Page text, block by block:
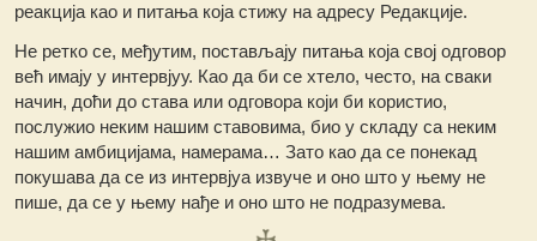
реакција као и питања која стижу на адресу Редакције.
Не ретко се, међутим, постављају питања која свој одговор
већ имају у интервјуу. Као да би се хтело, често, на сваки
начин, доћи до става или одговора који би користио,
послужио неким нашим ставовима, био у складу са неким
нашим амбицијама, намерама… Зато као да се понекад
покушава да се из интервјуа извуче и оно што у њему не
пише, да се у њему нађе и оно што не подразумева.